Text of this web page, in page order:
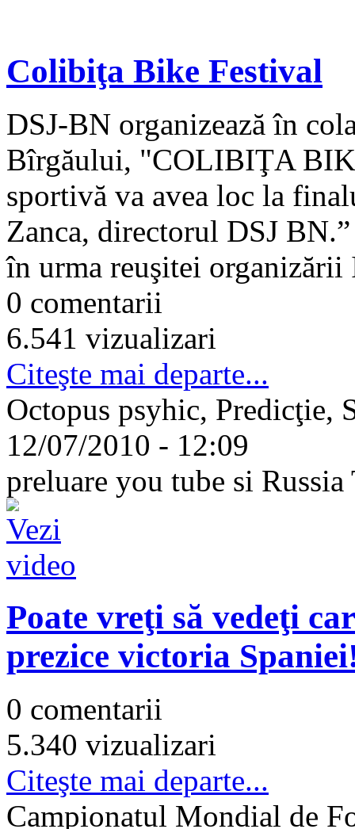
Colibiţa Bike Festival
DSJ-BN organizează în
Bîrgăului, "COLIBIŢA
sportivă va avea loc la
Zanca, directorul DSJ
în urma reuşitei
0 comentarii
6.541 vizualizari
Citeşte mai departe...
Octopus psyhic, Predicţie,
12/07/2010 - 12:09
preluare you tube si Russia
Poate vreţi să vedeţi
prezice victoria
0 comentarii
5.340 vizualizari
Citeşte mai departe...
Campionatul Mondial de